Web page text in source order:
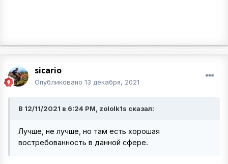
sicario
Опубликовано 13 декабря, 2021
В 12/11/2021 в 6:24 PM, zololk1s сказал:
Лучше, не лучше, но там есть хорошая
востребованность в данной сфере.